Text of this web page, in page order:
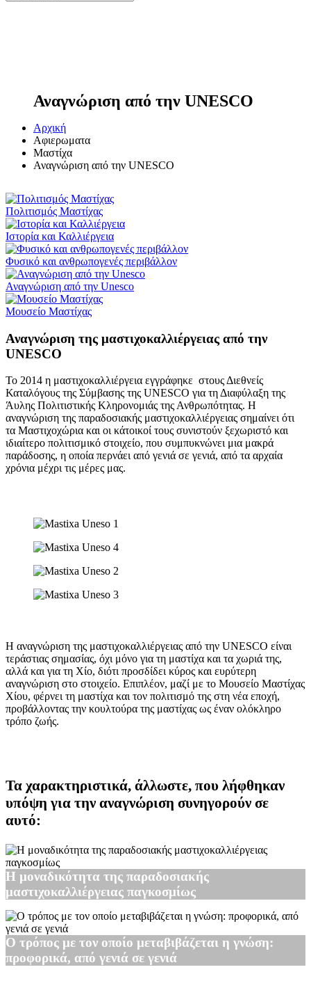
Αναγνώριση από την UNESCO
Αρχική
Αφιερωματα
Μαστίχα
Αναγνώριση από την UNESCO
Πολιτισμός Μαστίχας
Ιστορία και Καλλιέργεια
Φυσικό και ανθρωπογενές περιβάλλον
Αναγνώριση από την Unesco
Μουσείο Μαστίχας
Αναγνώριση της μαστιχοκαλλιέργειας από την
UNESCO
Το 2014 η μαστιχοκαλλιέργεια εγγράφηκε στους Διεθνείς
Καταλόγους της Σύμβασης της UNESCO για τη Διαφύλαξη της
Άυλης Πολιτιστικής Κληρονομιάς της Ανθρωπότητας. Η
αναγνώριση της παραδοσιακής μαστιχοκαλλιέργειας σημαίνει ότι
τα Μαστιχοχώρια και οι κάτοικοί τους συνιστούν ξεχωριστό και
ιδιαίτερο πολιτισμικό στοιχείο, που συμπυκνώνει μια μακρά
παράδοσης, η οποία περνάει από γενιά σε γενιά, από τα αρχαία
χρόνια μέχρι τις μέρες μας.
Η αναγνώριση της μαστιχοκαλλιέργειας από την UNESCO είναι
τεράστιας σημασίας, όχι μόνο για τη μαστίχα και τα χωριά της,
αλλά και για τη Χίο, διότι προσδίδει κύρος και ευρύτερη
αναγνώριση στο στοιχείο. Επιπλέον, μαζί με το Μουσείο Μαστίχας
Χίου, φέρνει τη μαστίχα και τον πολιτισμό της στη νέα εποχή,
προβάλλοντας την κουλτούρα της μαστίχας ως έναν ολόκληρο
τρόπο ζωής.
Τα χαρακτηριστικά, άλλωστε, που λήφθηκαν
υπόψη για την αναγνώριση συνηγορούν σε
αυτό:
Η μοναδικότητα της παραδοσιακής
μαστιχοκαλλιέργειας παγκοσμίως
Ο τρόπος με τον οποίο μεταβιβάζεται η γνώση:
προφορικά, από γενιά σε γενιά